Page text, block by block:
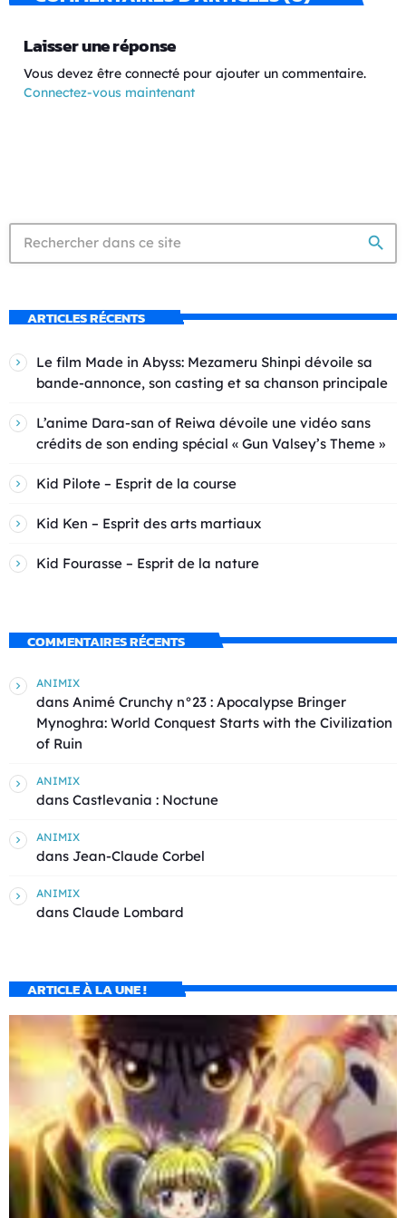
Laisser une réponse
Vous devez être connecté pour ajouter un commentaire.
Connectez-vous maintenant
search
ARTICLES RÉCENTS
Le film Made in Abyss: Mezameru Shinpi dévoile sa
bande-annonce, son casting et sa chanson principale
L’anime Dara-san of Reiwa dévoile une vidéo sans
crédits de son ending spécial « Gun Valsey’s Theme »
Kid Pilote – Esprit de la course
Kid Ken – Esprit des arts martiaux
Kid Fourasse – Esprit de la nature
COMMENTAIRES RÉCENTS
ANIMIX
dans Animé Crunchy n°23 : Apocalypse Bringer
Mynoghra: World Conquest Starts with the Civilization
of Ruin
ANIMIX
dans Castlevania : Noctune
ANIMIX
dans Jean-Claude Corbel
ANIMIX
dans Claude Lombard
ARTICLE À LA UNE !